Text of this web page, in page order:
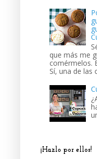
que más me
comérmelos.
Sí, una de las
¡Hazlo por ellos!